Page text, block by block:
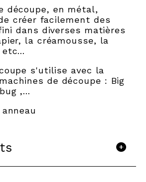
découpe, en métal,
créer facilement des
dans diverses matières
la créamousse, la
etc…
s'utilise avec la
de découpe : Big
,...